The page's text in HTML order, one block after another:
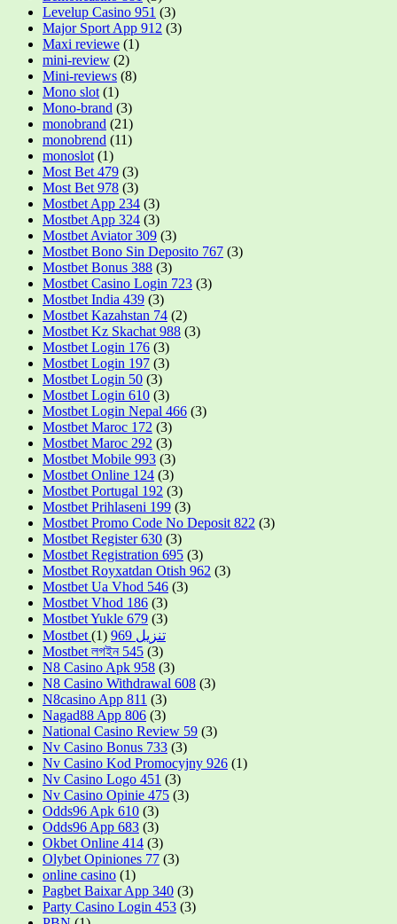
Levelup Casino 951 (3)
Major Sport App 912 (3)
Maxi reviewe (1)
mini-review (2)
Mini-reviews (8)
Mono slot (1)
Mono-brand (3)
monobrand (21)
monobrend (11)
monoslot (1)
Most Bet 479 (3)
Most Bet 978 (3)
Mostbet App 234 (3)
Mostbet App 324 (3)
Mostbet Aviator 309 (3)
Mostbet Bono Sin Deposito 767 (3)
Mostbet Bonus 388 (3)
Mostbet Casino Login 723 (3)
Mostbet India 439 (3)
Mostbet Kazahstan 74 (2)
Mostbet Kz Skachat 988 (3)
Mostbet Login 176 (3)
Mostbet Login 197 (3)
Mostbet Login 50 (3)
Mostbet Login 610 (3)
Mostbet Login Nepal 466 (3)
Mostbet Maroc 172 (3)
Mostbet Maroc 292 (3)
Mostbet Mobile 993 (3)
Mostbet Online 124 (3)
Mostbet Portugal 192 (3)
Mostbet Prihlaseni 199 (3)
Mostbet Promo Code No Deposit 822 (3)
Mostbet Register 630 (3)
Mostbet Registration 695 (3)
Mostbet Royxatdan Otish 962 (3)
Mostbet Ua Vhod 546 (3)
Mostbet Vhod 186 (3)
Mostbet Yukle 679 (3)
Mostbet تنزيل 969
(1)
Mostbet লগইন 545 (3)
N8 Casino Apk 958 (3)
N8 Casino Withdrawal 608 (3)
N8casino App 811 (3)
Nagad88 App 806 (3)
National Casino Review 59 (3)
Nv Casino Bonus 733 (3)
Nv Casino Kod Promocyjny 926 (1)
Nv Casino Logo 451 (3)
Nv Casino Opinie 475 (3)
Odds96 Apk 610 (3)
Odds96 App 683 (3)
Okbet Online 414 (3)
Olybet Opiniones 77 (3)
online casino (1)
Pagbet Baixar App 340 (3)
Party Casino Login 453 (3)